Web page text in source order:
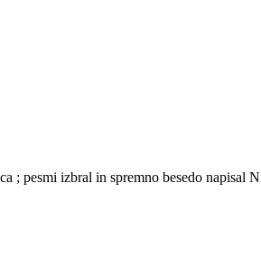
; pesmi izbral in spremno besedo